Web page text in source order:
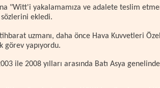
"Witt'i yakalamamıza ve adalete teslim
ekledi.
uzmanı, daha önce Hava Kuvvetleri
görev yapıyordu.
ile 2008 yılları arasında Batı Asya